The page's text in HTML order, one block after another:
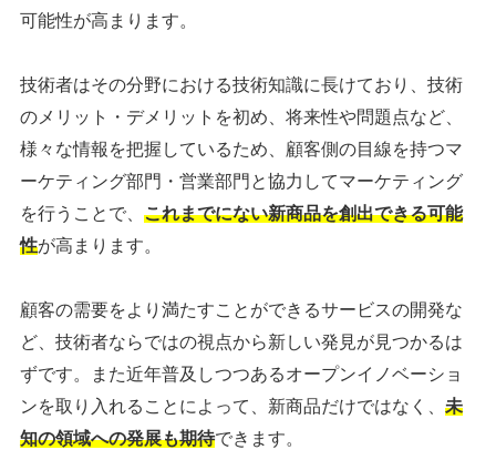
可能性が高まります。
技術者はその分野における技術知識に長けており、技術
のメリット・デメリットを初め、将来性や問題点など、
様々な情報を把握しているため、顧客側の目線を持つマ
ーケティング部門・営業部門と協力してマーケティング
を行うことで、 これまでにない新商品を創出できる可能
性が高まります。
顧客の需要をより満たすことができるサービスの開発な
ど、技術者ならではの視点から新しい発見が見つかるは
ずです。また近年普及しつつあるオープンイノベーショ
ンを取り入れることによって、新商品だけではなく、 未
知の領域への発展も期待できます。